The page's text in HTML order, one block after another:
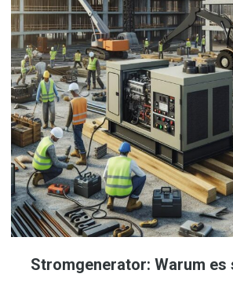
Stromgenerator: Warum es